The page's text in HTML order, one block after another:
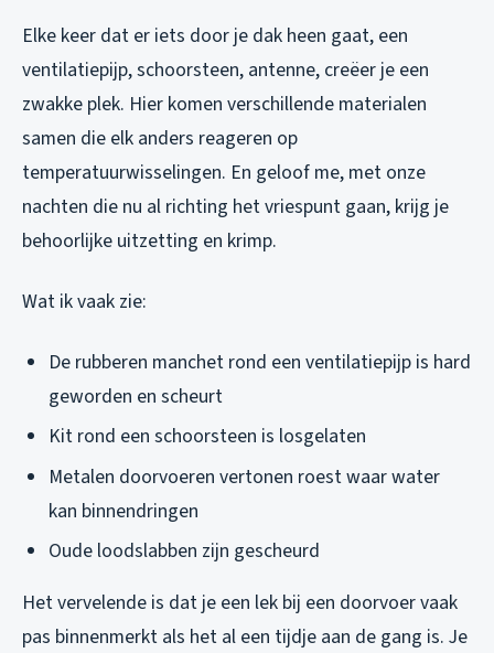
Elke keer dat er iets door je dak heen gaat, een
ventilatiepijp, schoorsteen, antenne, creëer je een
zwakke plek. Hier komen verschillende materialen
samen die elk anders reageren op
temperatuurwisselingen. En geloof me, met onze
nachten die nu al richting het vriespunt gaan, krijg je
behoorlijke uitzetting en krimp.
Wat ik vaak zie:
De rubberen manchet rond een ventilatiepijp is hard
geworden en scheurt
Kit rond een schoorsteen is losgelaten
Metalen doorvoeren vertonen roest waar water
kan binnendringen
Oude loodslabben zijn gescheurd
Het vervelende is dat je een lek bij een doorvoer vaak
pas binnenmerkt als het al een tijdje aan de gang is. Je